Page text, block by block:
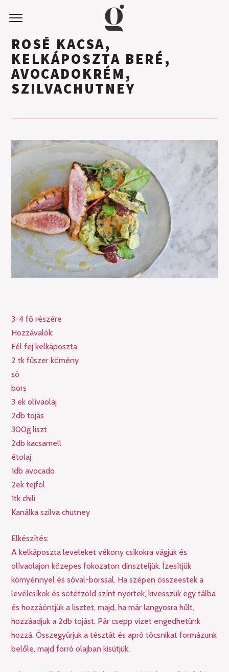
ROSÉ KACSA,
KELKÁPOSZTA BERÉ,
AVOCADOKRÉM,
SZILVACHUTNEY
3-4 fő részére
Hozzávalók:
Fél fej kelkáposzta
2 tk fűszer kömény
só
bors
3 ek olívaolaj
2db tojás
300g liszt
2db kacsamell
étolaj
1db avocado
2ek tejföl
1tk chili
Kanálka szilva chutney
Elkészítés:
A kelkáposzta leveleket vékony csíkokra vágjuk és
olívaolajon közepes fokozaton dinszteljük. Ízesítjük
kömyénnyel és sóval-borssal. Ha szépen összeestek a
levélcsíkok és sötétzöld színt nyertek, kivesszük egy tálba
és hozzáöntjük a lisztet, majd, ha már langyosra hűlt,
hozzáadjuk a 2db tojást. Pár csepp vizet engedhetünk
hozzá. Összegyúrjuk a tésztát és apró tócsnikat formázunk
belőle, majd forró olajban kisütjük.